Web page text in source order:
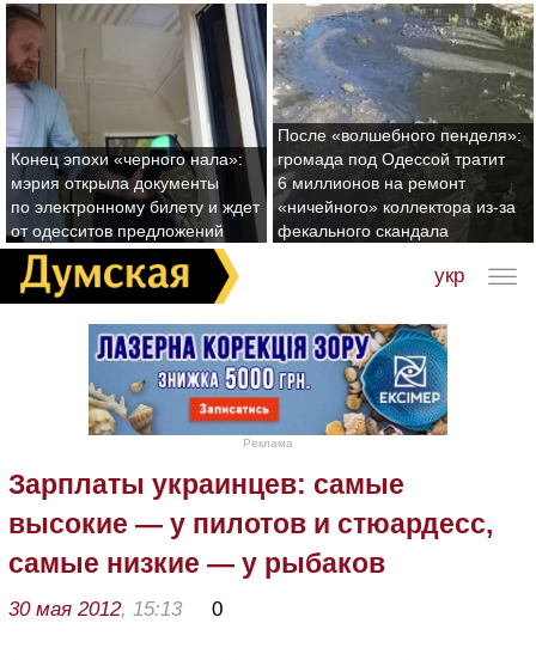
Конец эпохи «черного нала»:
мэрия открыла документы
по электронному билету и ждет
от одесситов предложений
После «волшебного пенделя»:
громада под Одессой тратит
6 миллионов на ремонт
«ничейного» коллектора из-за
фекального скандала
укр
Реклама
Зарплаты украинцев: самые
высокие — у пилотов и стюардесс,
самые низкие — у рыбаков
30 мая 2012, 15:13 0